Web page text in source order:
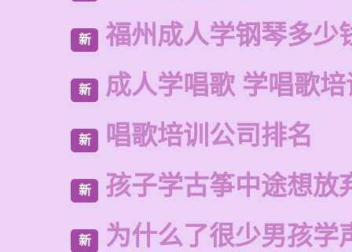
新 福州成人学钢琴多少
新 成人学唱歌 学唱歌
新 唱歌培训公司排名
新 孩子学古筝中途想放
新 为什么了很少男孩学